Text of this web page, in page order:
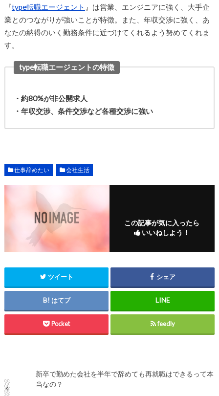
『type転職エージェント 』は営業、エンジニアに強く、大手企
業とのつながりが強いことが特徴。また、年収交渉に強く、あ
なたの納得のいく勤務条件に近づけてくれるよう努めてくれま
す。
type転職エージェントの特徴
・約80%が非公開求人
・年収交渉、条件交渉など各種交渉に強い
仕事辞めたい 会社生活
この記事が気に入ったら
いいねしよう！
ツイート シェア
はてブ
Pocket feedly
新卒で勤めた会社を半年で辞めても再就職はできるって本
当なの？